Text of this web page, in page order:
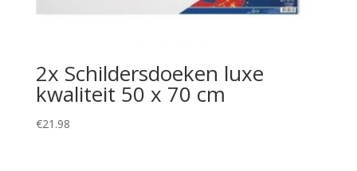
2x Schildersdoeken luxe
kwaliteit 50 x 70 cm
€21.98